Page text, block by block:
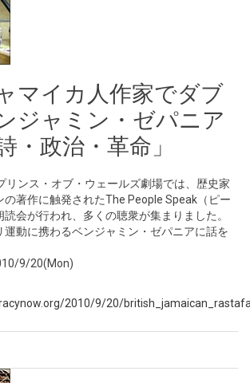
マイカ人作家でダブ
ジャミン・ゼパニア
・政治・革命」
リンス・オブ・ウェールズ劇場では、歴史家
の著作に触発されたThe People Speak（ピー
会が行われ、多くの聴衆が集まりました。
運動に携わるベンジャミン・ゼパニアに話を
9/20(Mon)
2010/9/20/